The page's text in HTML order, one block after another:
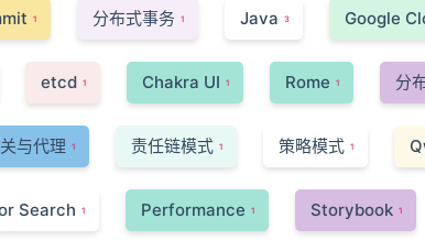
1 分布式事务 1 Java 3 Google
etcd 1 Chakra UI 1 Rome 1 分
与代理 1 责任链模式 1 策略模式 1
Search 1 Performance 1 Storybook 1